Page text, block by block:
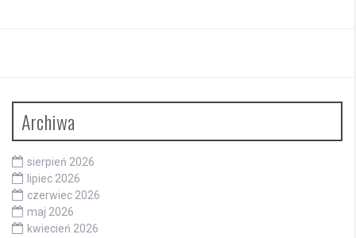
Archiwa
sierpień 2026
lipiec 2026
czerwiec 2026
maj 2026
kwiecień 2026